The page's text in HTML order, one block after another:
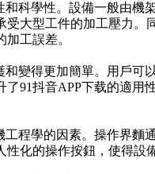
科學性。設備一般由機
大型工件的加工壓力。
工誤差。
變得更加簡單。用戶可
91抖音APP下载的適用
程學的因素。操作界麵
化的操作按鈕，使得設